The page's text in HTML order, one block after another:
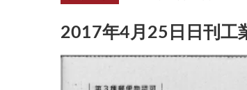
2017年4月25日日刊工